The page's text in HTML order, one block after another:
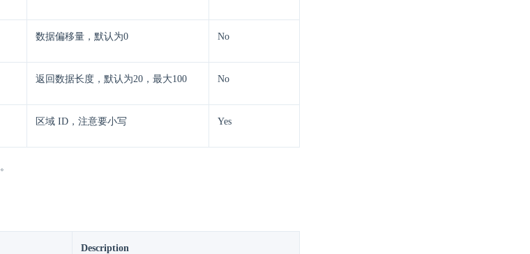
数据偏移量，默认为0 No
返回数据长度，默认为20，最大100 No
区域 ID，注意要小写 Yes
。
Description